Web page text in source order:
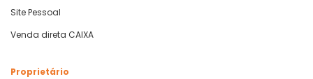
Site Pessoal
Venda direta CAIXA
Proprietário